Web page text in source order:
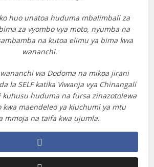
huo unatoa huduma mbalimbali za
za vyombo vya moto, nyumba na
na kutoa elimu ya bima kwa
wananchi.
wa Dodoma na mikoa jirani
la SELF katika Viwanja vya Chinangali
huduma na fursa zinazotolewa
kwa maendeleo ya kiuchumi ya mtu
mmoja na taifa kwa ujumla.